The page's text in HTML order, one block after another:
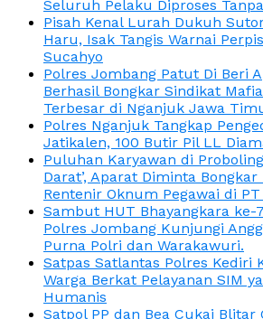
Seluruh Pelaku Diproses
Pisah Kenal Lurah Dukuh
Haru, Isak Tangis Warnai
Sucahyo
Polres Jombang Patut Di Beri
Berhasil Bongkar Sindikat
Terbesar di Nganjuk Jawa
Polres Nganjuk Tangkap
Jatikalen, 100 Butir Pil LL
Puluhan Karyawan di
Darat’, Aparat Diminta
Rentenir Oknum Pegawai di
Sambut HUT Bhayangkara ke-
Polres Jombang Kunjungi
Purna Polri dan Warakawuri.
Satpas Satlantas Polres Kediri
Warga Berkat Pelayanan SIM
Humanis
Satpol PP dan Bea Cukai Blitar